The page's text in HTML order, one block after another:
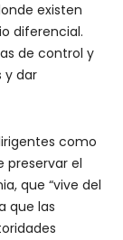
existen
diferencial.
de control y
y dar
como
preservar el
que “vive del
que las